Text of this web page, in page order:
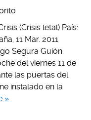
(Crisis letal) País:
11 Mar. 2011
Segura Guión:
del viernes 11 de
las puertas del
instalado en la
»